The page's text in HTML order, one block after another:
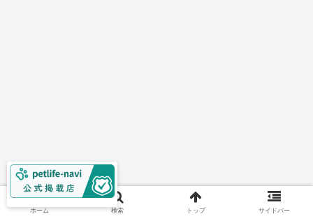
ホーム 検索 トップ サイドバー